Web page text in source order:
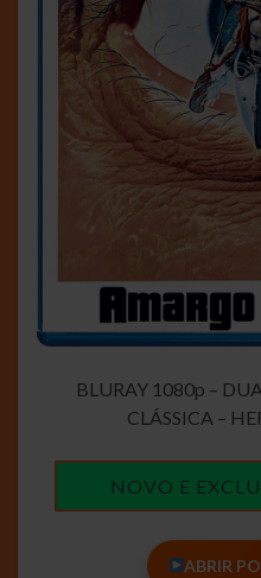
BLURAY 1080p –
CLÁSSICA –
NOVO E
ABRIR